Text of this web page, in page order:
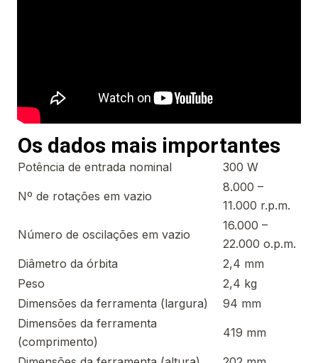
Os dados mais importantes
Potência de entrada nominal 300 W
Nº de rotações em vazio
8.000 –
11.000 r.p.m.
Número de oscilações em vazio
16.000 –
22.000 o.p.m.
Diâmetro da órbita
2,4 mm
Peso
2,4 kg
Dimensões da ferramenta (largura)
94 mm
Dimensões da ferramenta
(comprimento)
419 mm